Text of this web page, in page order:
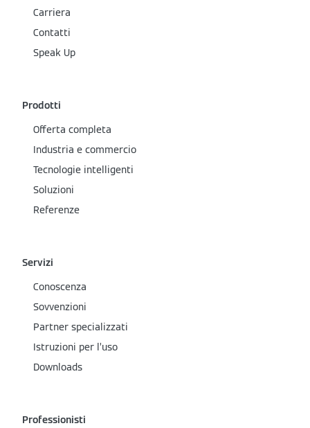
Carriera
Contatti
Speak Up
Prodotti
Offerta completa
Industria e commercio
Tecnologie intelligenti
Soluzioni
Referenze
Servizi
Conoscenza
Sovvenzioni
Partner specializzati
Istruzioni per l’uso
Downloads
Professionisti